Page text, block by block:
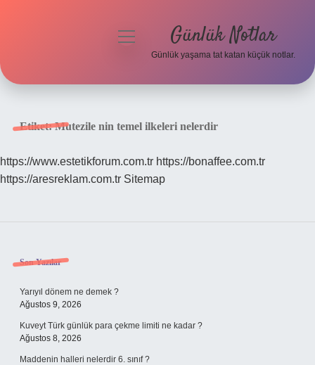
Hakkımızda
menüyü
Günlük Notlar
Günlük yaşama tat katan küçük notlar.
Etiket:Mutezile nin temel ilkeleri nelerdir
https://www.estetikforum.com.tr https://bonaffee.com.tr
https://aresreklam.com.tr Sitemap
Sidebar
Son Yazılar
Yarıyıl dönem ne demek ?
Ağustos 9, 2026
Kuveyt Türk günlük para çekme limiti ne kadar ?
Ağustos 8, 2026
Maddenin halleri nelerdir 6. sınıf ?